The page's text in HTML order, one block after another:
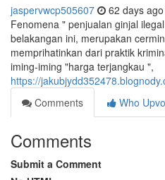
jaspervwcp505607 62 days ago
Fenomena " penjualan ginjal
belakangan ini, merupakan
memprihatinkan dari praktik
iming-iming "harga terjangkau ",
https://
Comments
Who
Comments
Submit a Comment